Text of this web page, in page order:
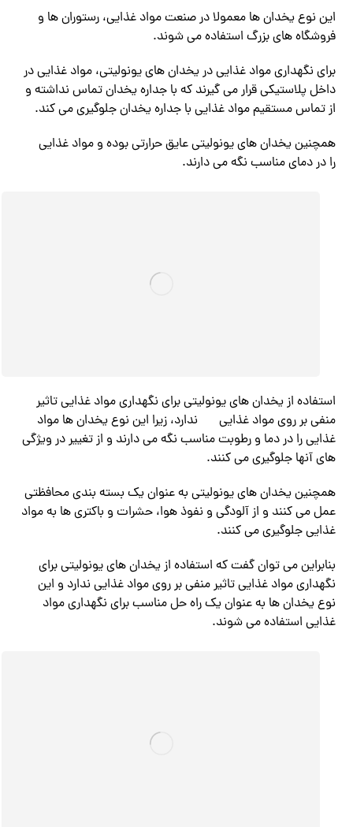
این نوع یخدان ها معمولا در صنعت مواد غذایی، رستوران ها و
فروشگاه‌ های بزرگ استفاده می‌ شوند.
برای نگهداری مواد غذایی در یخدان های یونولیتی، مواد غذایی در
داخل پلاستیکی قرار می‌ گیرند که با جداره یخدان تماس نداشته و
از تماس مستقیم مواد غذایی با جداره یخدان جلوگیری می‌ کند.
همچنین یخدان های یونولیتی عایق حرارتی بوده و مواد غذایی
را در دمای مناسب نگه می‌ دارند.
استفاده از یخدان های یونولیتی برای نگهداری مواد غذایی تاثیر
منفی بر روی مواد غذایی
ندارد، زیرا این نوع یخدان ها مواد
غذایی را در دما و رطوبت مناسب نگه می‌ دارند و از تغییر در ویژگی
های آنها جلوگیری می‌ کنند.
همچنین یخدان های یونولیتی به عنوان یک بسته‌ بندی محافظتی
عمل می‌ کنند و از آلودگی و نفوذ هوا، حشرات و باکتری ها به مواد
غذایی جلوگیری می‌ کنند.
بنابراین می توان گفت که استفاده از یخدان های یونولیتی برای
نگهداری مواد غذایی تاثیر منفی بر روی مواد غذایی ندارد و این
نوع یخدان ها به عنوان یک راه حل مناسب برای نگهداری مواد
غذایی استفاده می‌ شوند.